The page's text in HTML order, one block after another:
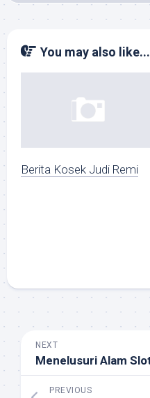
You may also like...
Berita Kosek Judi Remi
NEXT
PREVIOUS